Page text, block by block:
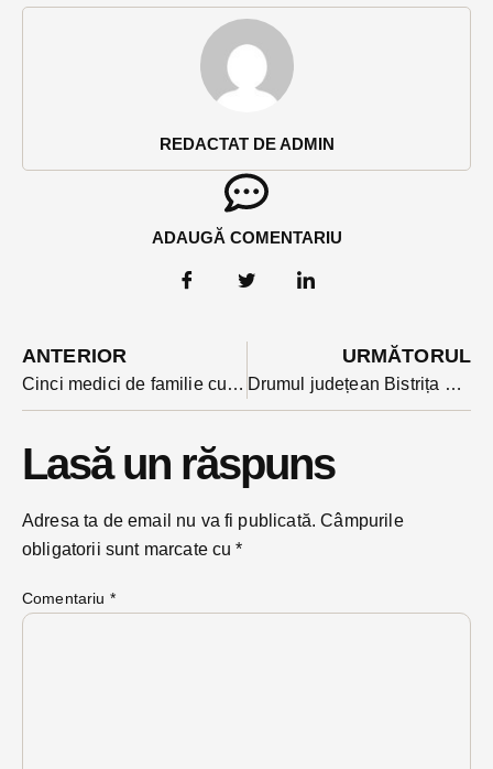
REDACTAT DE ADMIN
ADAUGĂ COMENTARIU
ANTERIOR
Cinci medici de familie cu cele mai bune rezultate în vaccinarea antiCovid au fost felicitați astăzi de prefect: ”sunteți cea mai importantă resursă pe care o avem în această campanie
URMĂTORUL
Drumul județean Bistrița Bârgăului -Colibița și un drum forestier curățate de jandarmi, după ce vremea si-a făcut de cap în zonă
Lasă un răspuns
Adresa ta de email nu va fi publicată. Câmpurile
obligatorii sunt marcate cu*
Comentariu *